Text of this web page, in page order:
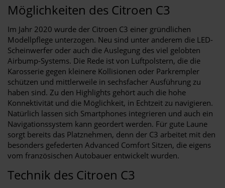
Möglichkeiten des Citroen C3
Im Jahr 2020 wurde der Citroen C3 einer gründlichen
Modellpflege unterzogen. Neu sind unter anderem die LED-
Scheinwerfer oder auch die Auslegung des viel gelobten
Airbump-Systems. Die Rede ist von Luftpolstern, die die
Karosserie gegen kleinere Kollisionen oder Parkrempler
schützen und mittlerweile in sechsfacher Ausführung zu
haben sind. Zu den Highlights gehört auch die hohe
Konnektivität und die Möglichkeit, in Echtzeit zu navigieren.
Natürlich lassen sich Smartphones integrieren und auch ein
Navigationssystem kann geordert werden. Für gute Laune
sorgt bereits das Platznehmen, denn der C3 arbeitet mit den
besonders gefederten Advanced Comfort Sitzen, die eigens
vom französischen Autobauer entwickelt wurden.
Technik des Citroen C3